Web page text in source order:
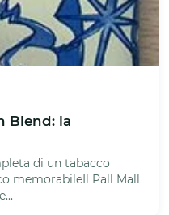
Blend: la
di un tabacco
memorabileIl Pall Mall